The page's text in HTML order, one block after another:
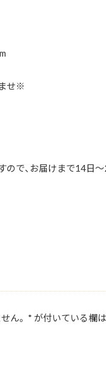
せ※
で、お届けまで14日
ん。 * が付いている欄